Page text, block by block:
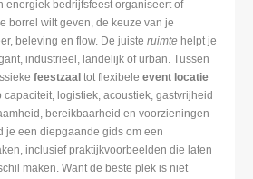
energiek bedrijfsfeest organiseert of
borrel wilt geven, de keuze van je
beleving en flow. De juiste ruimte helpt je
industrieel, landelijk of urban. Tussen
feestzaal tot flexibele event locatie
capaciteit, logistiek, acoustiek, gastvrijheid
bereikbaarheid en voorzieningen
je een diepgaande gids om een
inclusief praktijkvoorbeelden die laten
maken. Want de beste plek is niet